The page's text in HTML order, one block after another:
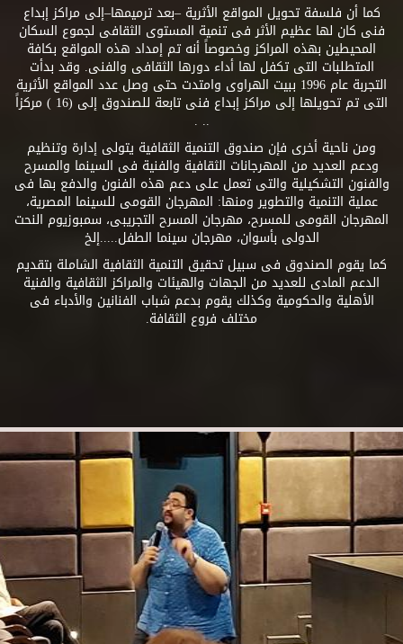
كما أن فلسفة تحويل المواقع الأثرية –بعد ترميمها–إلى مراكز إبداع
فنى كان لها عظيم الأثر فى تنمية المستوى الثقافى لجموع السكان
المحيطين بهذه المراكز وخصوصاً أنه تم إمداد هذه المواقع بكافة
المتطلبات التى تكفل لها أداء دورها الثقافى والفنى. وقد بدأت
التجربة عام 1996 ببيت الهراوى وامتدت حتى وصل عدد المواقع الأثرية
التى تم تحويلها إلى مراكز إبداع فنى تابعة للصندوق إلى (16 ) مركزاً
.. .
ومن ناحية أخرى فإن صندوق التنمية الثقافية يتولى إدارة وتنظيم
ودعم العديد من المهرجانات الثقافية والفنية فى السينما والمسرح
والفنون التشكيلية والتى تعمل على دعم هذه الفنون والدفع بها فى
عملية التنمية والتطوير ومنها: المهرجان القومى للسينما المصرية،
المهرجان القومى للمسرح، مهرجان المسرح التجريبى، سمبوزيوم النحت
الدولى بأسوان، مهرجان سينما الطفل.....إلخ
كما يقوم الصندوق فى سبيل تحقيق التنمية الثقافية الشاملة بتقديم
الدعم المادى للعديد من الجهات والهيئات والمراكز الثقافية والفنية
الأهلية والحكومية وكذلك يقوم بدعم شباب الفنانين والأدباء فى
مختلف فروع الثقافة.